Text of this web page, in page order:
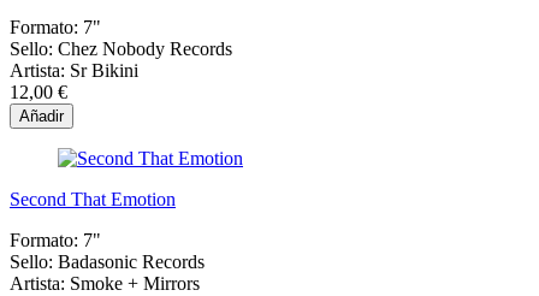
Formato: 7"
Sello: Chez Nobody Records
Artista: Sr Bikini
12,00 €
Añadir
Second That Emotion
Formato: 7"
Sello: Badasonic Records
Artista: Smoke + Mirrors